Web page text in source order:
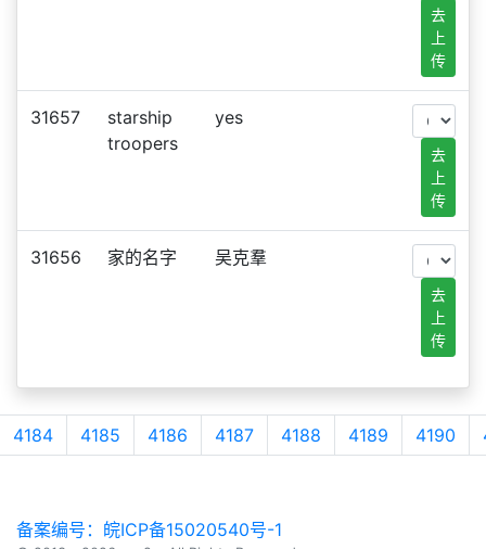
去
上
传
31657
starship
troopers
yes
去
上
传
31656 家的名字 吴克羣
去
上
传
4184 4185 4186 4187 4188 4189 4190
备案编号：皖ICP备15020540号-1